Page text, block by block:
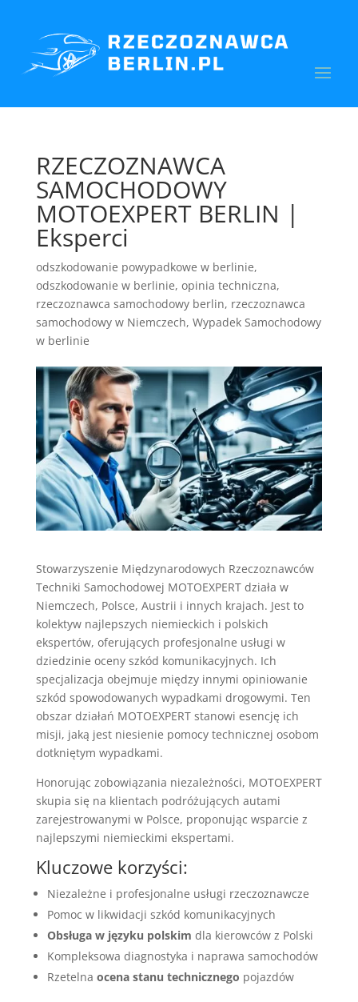
RZECZOZNAWCA
SAMOCHODOWY
MOTOEXPERT BERLIN |
Eksperci
odszkodowanie powypadkowe w berlinie,
odszkodowanie w berlinie, opinia techniczna,
rzeczoznawca samochodowy berlin, rzeczoznawca
samochodowy w Niemczech, Wypadek Samochodowy
w berlinie
Stowarzyszenie Międzynarodowych Rzeczoznawców
Techniki Samochodowej MOTOEXPERT działa w
Niemczech, Polsce, Austrii i innych krajach. Jest to
kolektyw najlepszych niemieckich i polskich
ekspertów, oferujących profesjonalne usługi w
dziedzinie oceny szkód komunikacyjnych. Ich
specjalizacja obejmuje między innymi opiniowanie
szkód spowodowanych wypadkami drogowymi. Ten
obszar działań MOTOEXPERT stanowi esencję ich
misji, jaką jest niesienie pomocy technicznej osobom
dotkniętym wypadkami.
Honorując zobowiązania niezależności, MOTOEXPERT
skupia się na klientach podróżujących autami
zarejestrowanymi w Polsce, proponując wsparcie z
najlepszymi niemieckimi ekspertami.
Kluczowe korzyści:
Niezależne i profesjonalne usługi rzeczoznawcze
Pomoc w likwidacji szkód komunikacyjnych
Obsługa w języku polskim dla kierowców z Polski
Kompleksowa diagnostyka i naprawa samochodów
Rzetelna ocena stanu technicznego pojazdów